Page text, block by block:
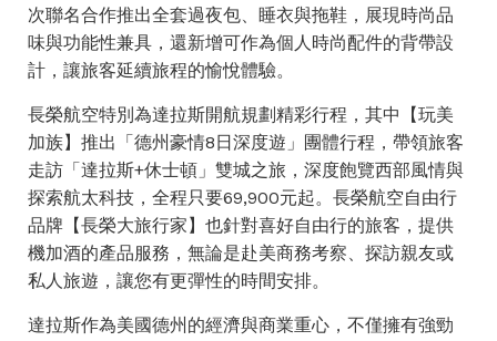
次聯名合作推出全套過夜包、睡衣與拖鞋，展現時尚品
味與功能性兼具，還新增可作為個人時尚配件的背帶設
計，讓旅客延續旅程的愉悅體驗。
長榮航空特別為達拉斯開航規劃精彩行程，其中【玩美
加族】推出「德州豪情8日深度遊」團體行程，帶領旅客
走訪「達拉斯+休士頓」雙城之旅，深度飽覽西部風情與
探索航太科技，全程只要69,900元起。長榮航空自由行
品牌【長榮大旅行家】也針對喜好自由行的旅客，提供
機加酒的產品服務，無論是赴美商務考察、探訪親友或
私人旅遊，讓您有更彈性的時間安排。
達拉斯作為美國德州的經濟與商業重心，不僅擁有強勁